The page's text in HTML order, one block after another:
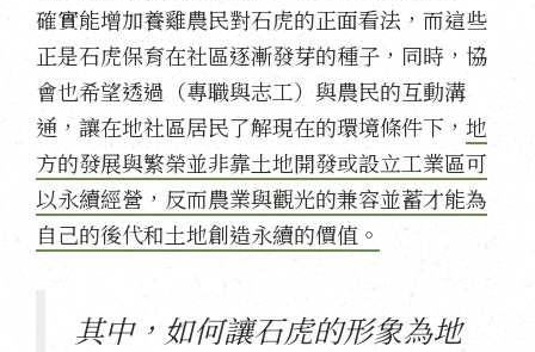
確實能增加養雞農民對石虎的正面看法，而這些
正是石虎保育在社區逐漸發芽的種子，同時，協
會也希望透過（專職與志工）與農民的互動溝
通，讓在地社區居民了解現在的環境條件下， 地
方的發展與繁榮並非靠土地開發或設立工業區可
以永續經營，反而農業與觀光的兼容並蓄才能為
自己的後代和土地創造永續的價值。
其中，如何讓石虎的形象為地